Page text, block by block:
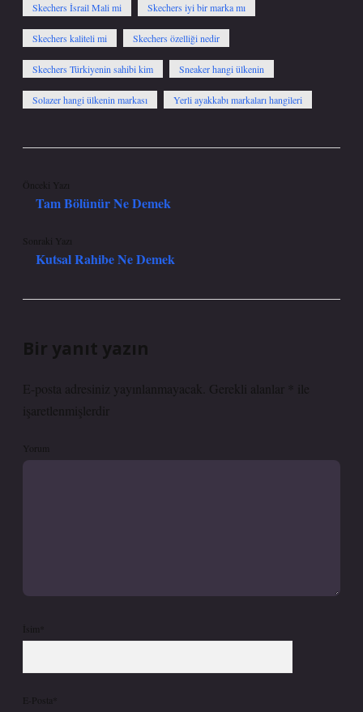
Skechers İsrail Mali mi Skechers iyi bir marka mı
Skechers kaliteli mi Skechers özelliği nedir
Skechers Türkiyenin sahibi kim Sneaker hangi ülkenin
Solazer hangi ülkenin markası Yerli ayakkabı markaları hangileri
Önceki Yazı
Tam Bölünür Ne Demek
Sonraki Yazı
Kutsal Rahibe Ne Demek
Bir yanıt yazın
E-posta adresiniz yayınlanmayacak. Gerekli alanlar
ile
işaretlenmişlerdir
Yorum
İsim*
E-Posta*